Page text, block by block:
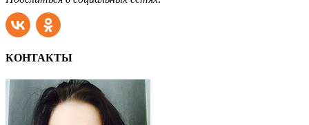
КОНТАКТЫ